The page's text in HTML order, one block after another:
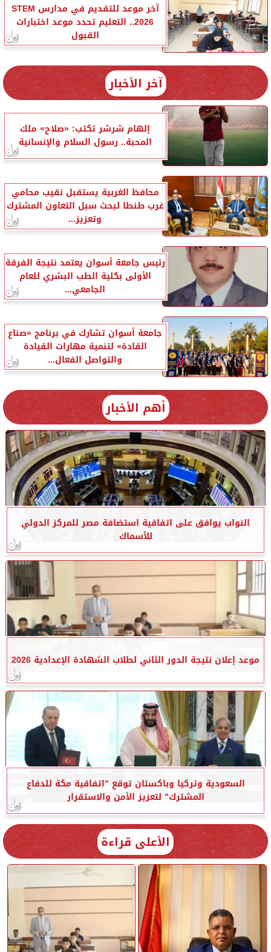
آخر موعد للتقديم في مدارس STEM
2026.. التعليم تحدد موعد اختبارات
القبول
آخر الأخبار
إلهام شرشر تكتب: «صلاح» ملك
المحبة.. رسول السلام والإنسانية
محافظ الغربية يستقبل نقيب محامي
غرب طنطا لبحث سبل التعاون المشترك
وتعزيز...
رئيس جامعة أسوان يعتمد نتيجة الفرقة
الأولى بكلية الطب البشري للعام
الجامعي...
جامعة أسوان تشارك في برنامج «صناع
القادة» لتنمية مهارات القيادة
والتواصل الفعال...
أهم الأخبار
النواب يوافق على اتفاقية استضافة مصر للمركز الدولي
للأسماك
موعد إعلان نتيجة الدور الثاني لطلاب الشهادة الإعدادية 2026
السعودية وتركيا وباكستان توقع ”اتفاقية مكة للدفاع
المشترك” لتعزيز الأمن والاستقرار
الأعلى قراءة